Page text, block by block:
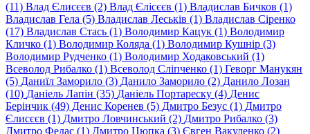
(11) Влад Єлисєєв (2) Влад Єлісєєв (1) Владислав Бичков (1)
Владислав Гела (5) Владислав Леськів (1) Владислав Сіренко
(17) Владислав Стась (1) Володимир Кацук (1) Володимир
Кличко (1) Володимир Коляда (1) Володимир Кушнір (3)
Володимир Рудченко (1) Володимир Ходаковський (1)
Всеволод Рибалко (1) Всеволод Сліпченко (1) Геворг Манукян
(5) Даниїл Заморило (3) Данило Заморило (2) Данило Лозан
(10) Даніель Лапін (35) Даніель Портареску (4) Денис
Берінчик (49) Денис Коренев (5) Дмитро Безус (1) Дмитро
Єлисєєв (1) Дмитро Ловчинський (2) Дмитро Рибалко (3)
Дмитро Федас (1) Дмитро Цюпка (3) Євген Вакуленко (2)